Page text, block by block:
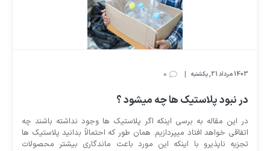
1403 مرداد 21, یکشنبه |
0
در نبود پلاستیک ها چه میشود ؟
در این مقاله به برسی اینکه اگر پلاستیک ها وجود نداشته باشند چه
اتفاقی خواهد افتاد میپردازیم. همان طور که احتمالاً بدانید پلاستیک ها
تجزیه ناپذیرو با اینکه این مورد باعث ماندگاری بیشتر محصولات